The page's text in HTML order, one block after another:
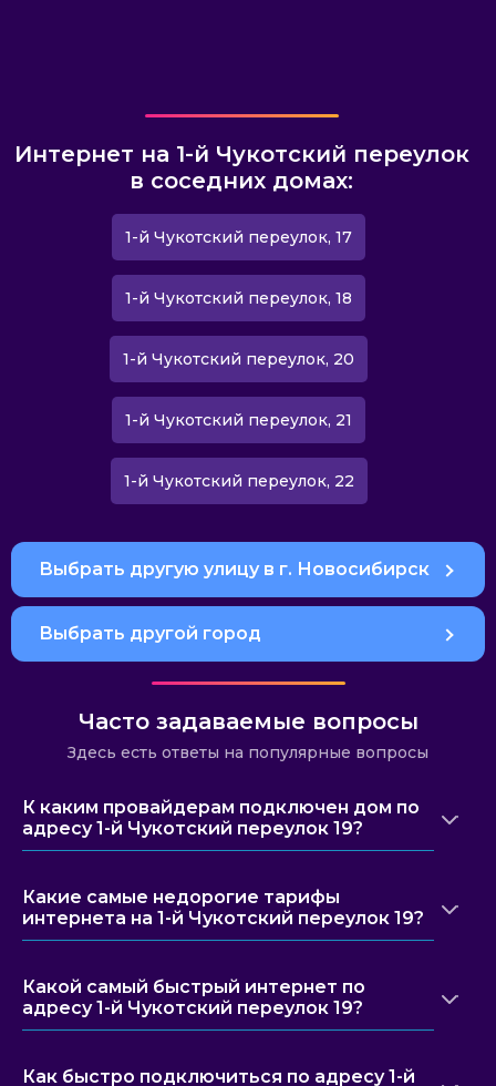
Интернет на 1-й Чукотский переулок
в соседних домах:
1-й Чукотский переулок, 17
1-й Чукотский переулок, 18
1-й Чукотский переулок, 20
1-й Чукотский переулок, 21
1-й Чукотский переулок, 22
Выбрать другую улицу в г. Новосибирск
Выбрать другой город
Часто задаваемые вопросы
Здесь есть ответы на популярные вопросы
К каким провайдерам подключен дом по
адресу 1-й Чукотский переулок 19?
Какие самые недорогие тарифы
интернета на 1-й Чукотский переулок 19?
Какой самый быстрый интернет по
адресу 1-й Чукотский переулок 19?
Как быстро подключиться по адресу 1-й